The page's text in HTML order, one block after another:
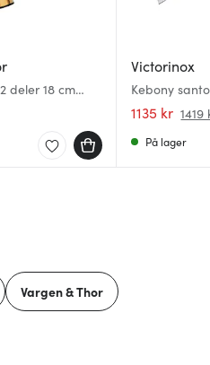
deler 18 cm
Victorinox
Kebony
luftlommer
1135 kr 1419
På lager
Vargen & Thor